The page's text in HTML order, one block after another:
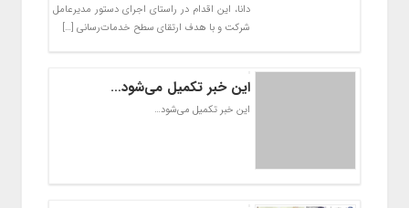
دانا، این اقدام در راستای اجرای دستور مدیرعامل
شرکت و با هدف ارتقای سطح خدمات‌رسانی […]
این خبر تکمیل می‌شود…
این خبر تکمیل می‌شود…